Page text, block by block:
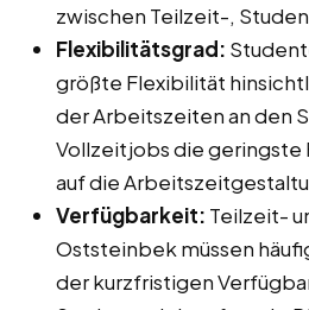
zwischen Teilzeit-,
Flexibilitätsgrad:
größte Flexibilität
der Arbeitszeiten an den
Vollzeitjobs die geringste
auf die
Verfügbarkeit: Teilzeit-
Oststeinbek müssen
der kurzfristigen